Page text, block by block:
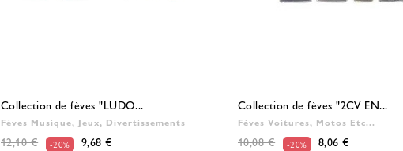
Collection de fèves "LUDO...
Fèves Musique, Jeux, Divertissements
12,10 € -20% 9,68 €
Collection de fèves "2CV EN...
Fèves Voitures, Motos Etc...
10,08 € -20% 8,06 €